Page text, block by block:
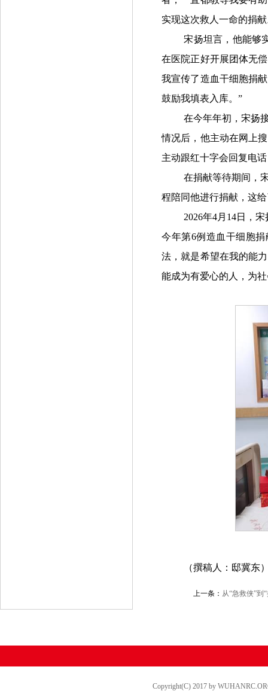
实现这次救人一命的捐献
宋扬坦言，他能够
在医院正好开展团体无
我宣传了造血干细胞捐
鼓励我填表入库。”
在今年年初，宋扬
情况后，他主动在网上
主动跟红十字会回复电
在捐献等待期间，
程陪同他进行捐献，这
2026年4月14日，
今年第6例造血干细胞
法，就是希望在我的能
能成为有爱心的人，为
（撰稿人：邸冀东
上一条： 从“急救侠”
Copyright(C) 2017 by